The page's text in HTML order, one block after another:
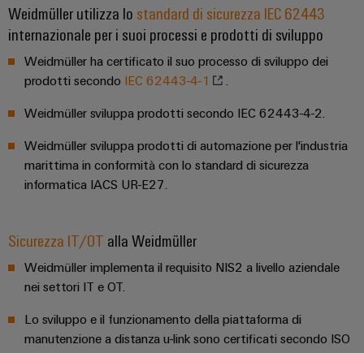
Garantire
la
sicurezza
di
funzionamento
soluzioni
rete
l'industria
di
elettrico
Servizio
assemblaggio
Guide
per
morsettiere
Custodie
modificate
e
dotate
Cavi
Weidmüller utilizza lo standard di sicurezza IEC 62443
internazionale per i suoi processi e prodotti di sviluppo
Weidmüller ha certificato il suo processo di sviluppo dei
prodotti secondo IEC 62443-4-1
Weidmüller sviluppa prodotti secondo IEC 62443-4-2.
Weidmüller sviluppa prodotti di automazione per l'industria
marittima in conformità con lo standard di sicurezza
informatica IACS UR-E27.
Sicurezza IT/OT alla Weidmüller
Weidmüller implementa il requisito NIS2 a livello aziendale
nei settori IT e OT.
Lo sviluppo e il funzionamento della piattaforma di
manutenzione a distanza u-link sono certificati secondo ISO